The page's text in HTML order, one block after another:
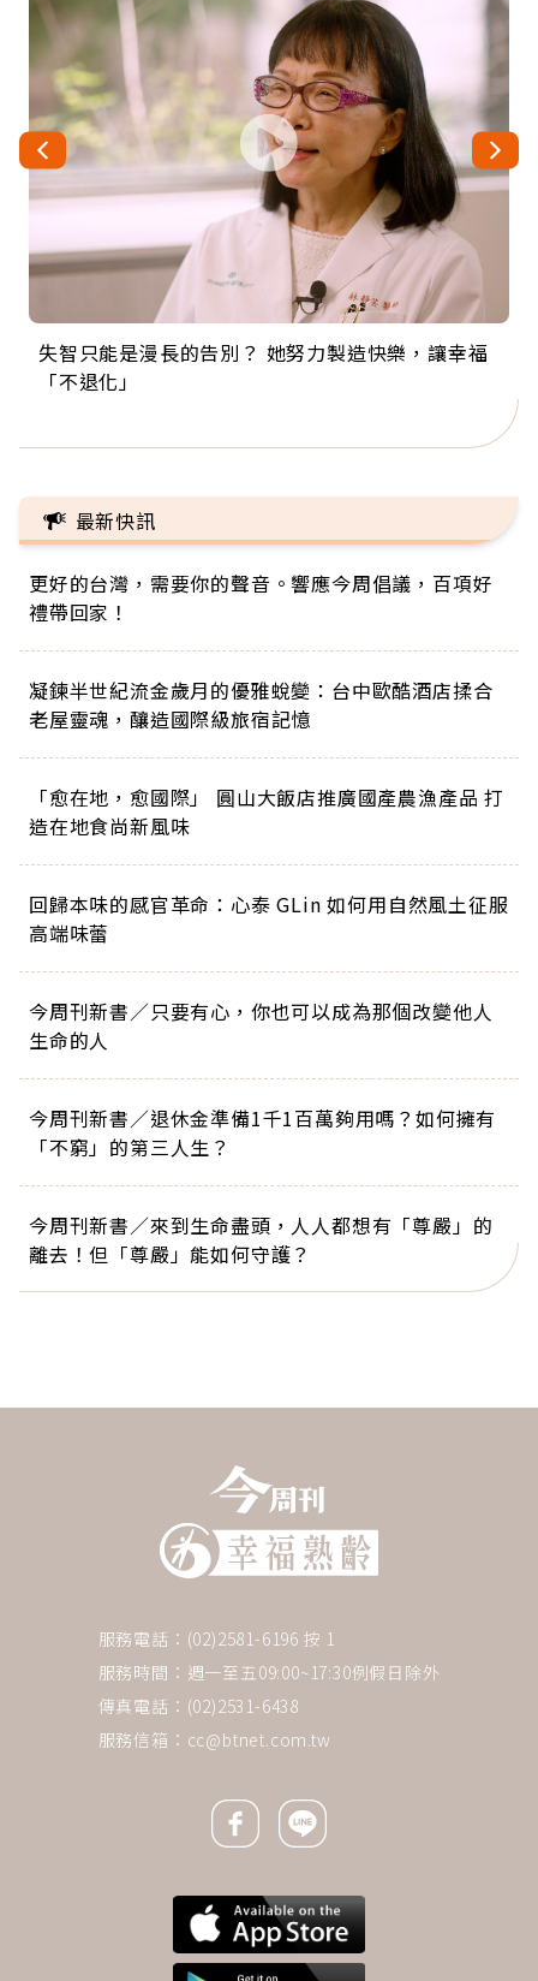
失智只能是漫長的告別？ 她努力製造快樂，讓幸福
「不退化」
來自剛果的巧克力神父 為台灣奉獻36年 「台灣是我
的家，我連作夢都講台語！」
63歲卸矽谷副總、搬回台灣找快樂！「蛋黃哥小
丑」走進安養院，逗樂上萬爺奶：退休後才開始真
104歲打破金氏世界紀錄 成為全球最年長羽球選
手，分享長壽的秘密原來是「這個」
事業巔峰他選擇追夢…黑手阿伯拉小提琴還登上小
巨蛋！連CNN都大讚！
最新快訊
更好的台灣，需要你的聲音。響應今周倡議，百項好
禮帶回家！
凝鍊半世紀流金歲月的優雅蛻變：台中歐酷酒店揉合
老屋靈魂，釀造國際級旅宿記憶
「愈在地，愈國際」 圓山大飯店推廣國產農漁產品 打
造在地食尚新風味
回歸本味的感官革命：心泰 GLin 如何用自然風土征服
高端味蕾
今周刊新書／只要有心，你也可以成為那個改變他人
生命的人
今周刊新書／退休金準備1千1百萬夠用嗎？如何擁有
「不窮」的第三人生？
今周刊新書／來到生命盡頭，人人都想有「尊嚴」的
離去！但「尊嚴」能如何守護？
服務電話：(02)2581-6196 按 1
服務時間：週一至五09:00~17:30例假日除外
傳真電話：(02)2531-6438
服務信箱： cc@btnet.com.tw
Facebook icon
Line icon